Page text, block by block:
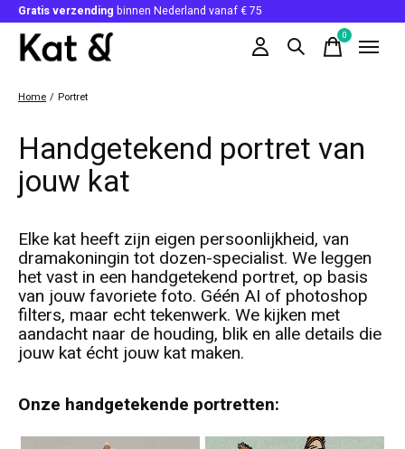
Gratis verzending binnen Nederland vanaf € 75
0items
Home / Portret
Handgetekend portret van
jouw kat
Elke kat heeft zijn eigen persoonlijkheid, van
dramakoningin tot dozen-specialist. We leggen
het vast in een handgetekend portret, op basis
van jouw favoriete foto. Géén AI of photoshop
filters, maar echt tekenwerk. We kijken met
aandacht naar de houding, blik en alle details die
jouw kat écht jouw kat maken.
Onze handgetekende portretten: